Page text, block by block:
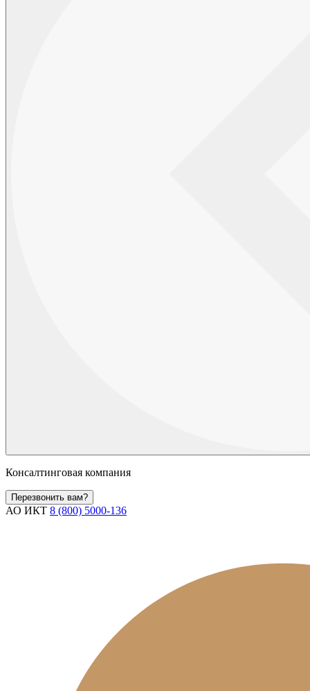
Консалтинговая компания
Перезвонить вам?
АО ИКТ 8 (800) 5000-136